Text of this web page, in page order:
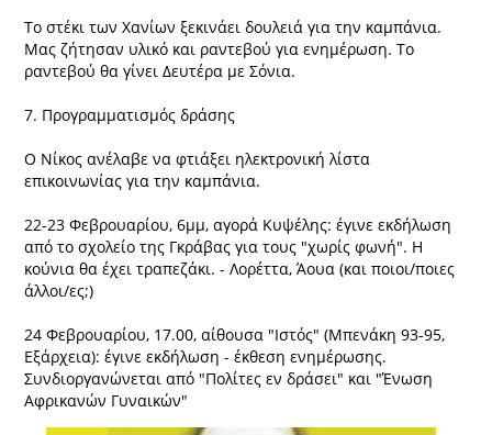
Το στέκι των Χανίων ξεκινάει δουλειά για την καμπάνια.
Μας ζήτησαν υλικό και ραντεβού για ενημέρωση. Το
ραντεβού θα γίνει Δευτέρα με Σόνια.
7. Προγραμματισμός δράσης
Ο Νίκος ανέλαβε να φτιάξει ηλεκτρονική λίστα
επικοινωνίας για την καμπάνια.
22-23 Φεβρουαρίου, 6μμ, αγορά Κυψέλης: έγινε εκδήλωση
από το σχολείο της Γκράβας για τους "χωρίς φωνή". Η
κούνια θα έχει τραπεζάκι. - Λορέττα, Άουα (και ποιοι/ποιες
άλλοι/ες;)
24 Φεβρουαρίου, 17.00, αίθουσα "Ιστός" (Μπενάκη 93-95,
Εξάρχεια): έγινε εκδήλωση - έκθεση ενημέρωσης.
Συνδιοργανώνεται από "Πολίτες εν δράσει" και "Ένωση
Αφρικανών Γυναικών"